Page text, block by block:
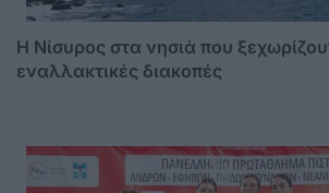
Η Νίσυρος στα νησιά που
εναλλακτικές διακοπές